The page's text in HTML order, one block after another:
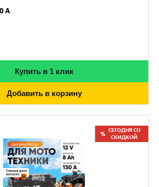
A
Купить в 1 клик
Добавить в корзину
СЕГОДНЯ СО
СКИДКОЙ